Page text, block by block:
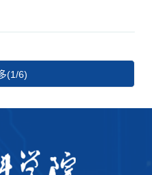
(1/6)